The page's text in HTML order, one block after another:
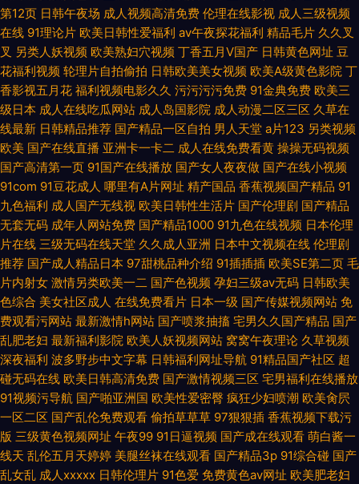
第12页 日韩午夜场 成人视频高清免费 伦理在线影视 成人三级视频
在线 91理论片 欧美日韩性爱福利 av午夜探花福利 精品毛片 久久叉
叉 另类人妖视频 欧美熟妇穴视频 丁香五月V国产 日韩黄色网址 豆
花福利视频 轮理片自拍偷拍 日韩欧美美女视频 欧美A级黄色影院 丁
香影视五月花 福利视频电影久久 污污污污免费 91金典免费 欧美三
级日本 成人在线吃瓜网站 成人岛国影院 成人动漫二区三区 久草在
线最新 日韩精品推荐 国产精品一区自拍 男人天堂 a片123 另类视频
欧美 国产在线直播 亚洲卡一卡二 成人在线免费看黄 操操无码视频
国产高清第一页 91国产在线播放 国产女人夜夜做 国产在线小视频
91com 91豆花成人 哪里有A片网址 精产国品 香蕉视频国产精品 91
九色福利 成人国产无线视 欧美日韩性生活片 国产伦理剧 国产精品
无套无码 成年人网站免费 国产精品1000 91九色在线视频 日本伦理
片在线 三级无码在线天堂 久久成人亚洲 日本中文视频在线 伦理剧
推荐 国产成人精品日本 97甜桃品种介绍 91插插插 欧美SE第二页 毛
片内射女 激情另类欧美一二 国产色视频 孕妇三级av无码 日韩欧美
色综合 美女社区成人 在线免费看片 日本一级 国产传媒视频网站 免
费观看污网站 最新激情h网站 国产喷浆抽搐 宅男久久国产精品 国产
乱肥老妇 最新福利影院 欧美人妖视频网站 窝窝午夜理论 久草视频
深夜福利 波多野步中文字幕 日韩福利网址导航 91精品国产社区 超
碰无码在线 欧美日韩高清免费 国产激情视频三区 宅男福利在线播放
91视频污导航 国产啪亚洲国 欧美性爱密臀 疯狂少妇喷潮 欧美肏屄
一区二区 国产乱伦免费观看 偷拍草草草 97狠狠插 香蕉视频下载污
版 三级黄色视频网址 午夜99 91日逼视频 国产成在线观看 萌白酱一
线天 乱伦五月天婷婷 美腿丝袜在线观看 国产精品3p 91综合碰 国产
乱女乱 成人xxxxx 日韩伦理片 91色爱 免费黄色av网址 欧美肥老妇